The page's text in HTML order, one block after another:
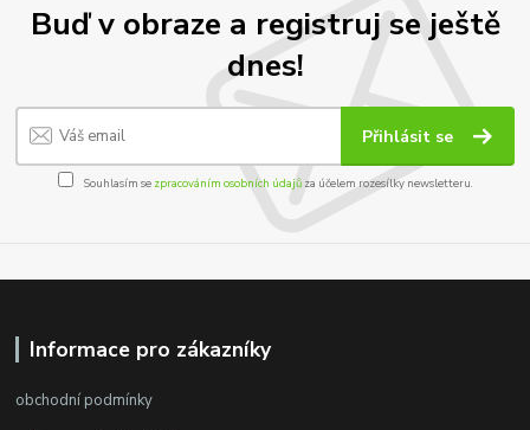
Buď v obraze a registruj se ještě
dnes!
Přihlásit se
Souhlasím se zpracováním osobních údajůza účelem rozesílky newsletteru.
Informace pro zákazníky
obchodní podmínky